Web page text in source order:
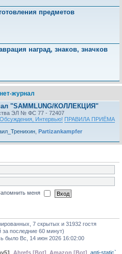
предметов
наград, знаков, значков
журнал
"SAMMLUNG/КОЛЛЕКЦИЯ"
ЭЛ № ФС 77 - 72407
Интервью! ПРАВИЛА ПРИЁМА
Partizankampfer
меня
7 скрытых и 31932 гостя
за последние 60 минут)
было Вс, 14 июн 2026 16:02:00
Ahrefs [Bot] Amazon [Bot] anti-static`